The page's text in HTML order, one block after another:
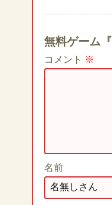
無料ゲーム
コメント ※
名前